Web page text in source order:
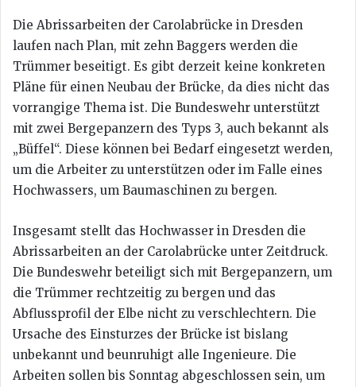
Die Abrissarbeiten der Carolabrücke in Dresden
laufen nach Plan, mit zehn Baggers werden die
Trümmer beseitigt. Es gibt derzeit keine konkreten
Pläne für einen Neubau der Brücke, da dies nicht das
vorrangige Thema ist. Die Bundeswehr unterstützt
mit zwei Bergepanzern des Typs 3, auch bekannt als
„Büffel“. Diese können bei Bedarf eingesetzt werden,
um die Arbeiter zu unterstützen oder im Falle eines
Hochwassers, um Baumaschinen zu bergen.
Insgesamt stellt das Hochwasser in Dresden die
Abrissarbeiten an der Carolabrücke unter Zeitdruck.
Die Bundeswehr beteiligt sich mit Bergepanzern, um
die Trümmer rechtzeitig zu bergen und das
Abflussprofil der Elbe nicht zu verschlechtern. Die
Ursache des Einsturzes der Brücke ist bislang
unbekannt und beunruhigt alle Ingenieure. Die
Arbeiten sollen bis Sonntag abgeschlossen sein, um